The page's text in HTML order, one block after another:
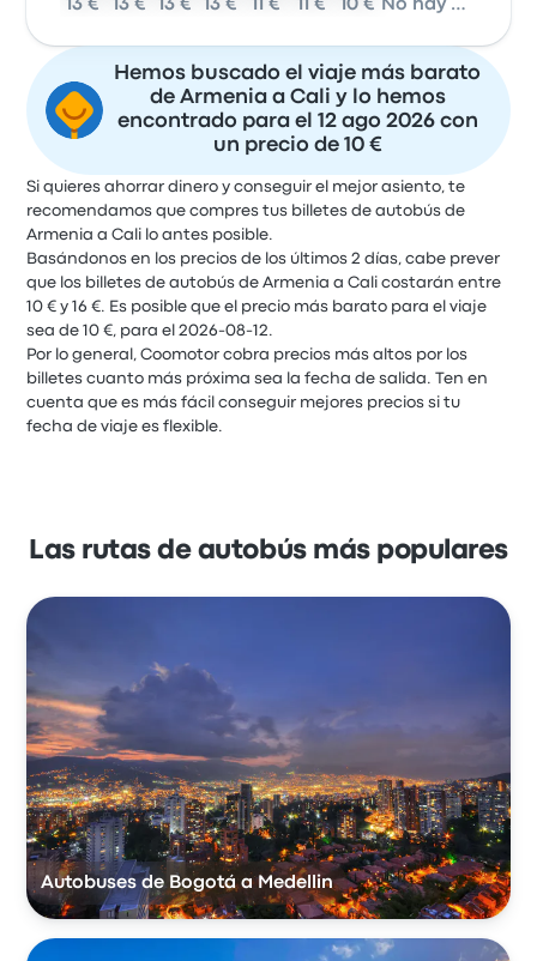
13 € 13 € 13 € 13 € 11 € 11 € 10 € No hay datos
Hemos buscado el viaje más barato
de Armenia a Cali y lo hemos
encontrado para el 12 ago 2026 con
un precio de 10 €
Si quieres ahorrar dinero y conseguir el mejor asiento, te
recomendamos que compres tus billetes de autobús de
Armenia a Cali lo antes posible.
Basándonos en los precios de los últimos 2 días, cabe prever
que los billetes de autobús de Armenia a Cali costarán entre
10 € y 16 €. Es posible que el precio más barato para el viaje
sea de 10 €, para el 2026-08-12.
Por lo general, Coomotor cobra precios más altos por los
billetes cuanto más próxima sea la fecha de salida. Ten en
cuenta que es más fácil conseguir mejores precios si tu
fecha de viaje es flexible.
Las rutas de autobús más populares
Autobuses de Bogotá a Medellin